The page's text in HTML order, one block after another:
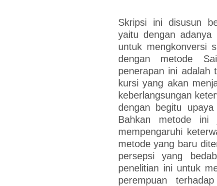
Skripsi ini disusun
yaitu dengan adanya
untuk mengkonversi
dengan metode
penerapan ini adalah
kursi yang akan
keberlangsungan
dengan begitu
Bahkan metode ini
mempengaruhi
metode yang baru
persepsi yang
penelitian ini untuk
perempuan